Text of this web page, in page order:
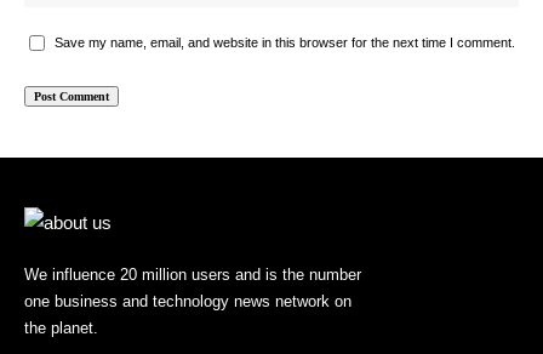
Save my name, email, and website in this browser for the next time I comment.
We influence 20 million users and is the number
one business and technology news network on
the planet.